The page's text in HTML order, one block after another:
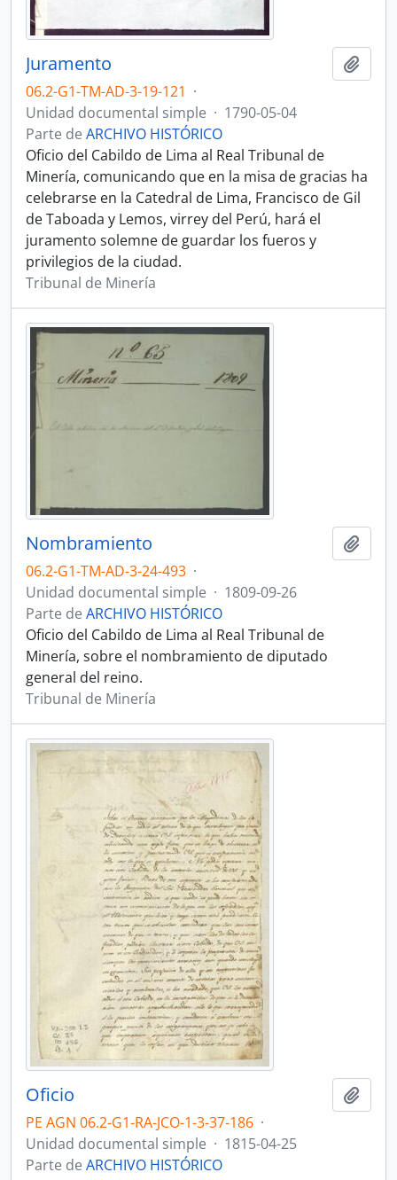
Juramento
06.2-G1-TM-AD-3-19-121 ·
Unidad documental simple · 1790-05-04
Parte de ARCHIVO HISTÓRICO
Oficio del Cabildo de Lima al Real Tribunal de
Minería, comunicando que en la misa de gracias ha
celebrarse en la Catedral de Lima, Francisco de Gil
de Taboada y Lemos, virrey del Perú, hará el
juramento solemne de guardar los fueros y
privilegios de la ciudad.
Tribunal de Minería
Nombramiento
06.2-G1-TM-AD-3-24-493 ·
Unidad documental simple · 1809-09-26
Parte de ARCHIVO HISTÓRICO
Oficio del Cabildo de Lima al Real Tribunal de
Minería, sobre el nombramiento de diputado
general del reino.
Tribunal de Minería
Oficio
PE AGN 06.2-G1-RA-JCO-1-3-37-186 ·
Unidad documental simple · 1815-04-25
Parte de ARCHIVO HISTÓRICO